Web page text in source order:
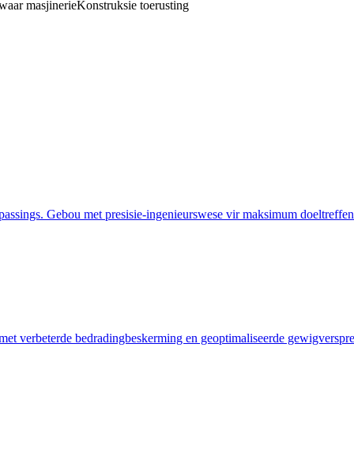
masjinerieKonstruksie toerusting
Gebou met presisie-ingenieurswese vir maksimum
verbeterde bedradingbeskerming en geoptimaliseerde